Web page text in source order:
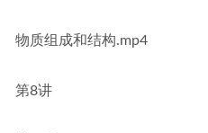
物质组成和结构.mp4
第8讲